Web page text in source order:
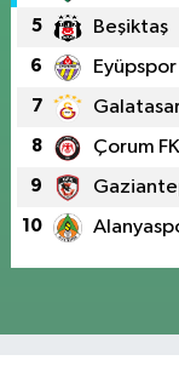
5 Beşiktaş
6 Eyüpspor
7
8 Çorum FK
9
10